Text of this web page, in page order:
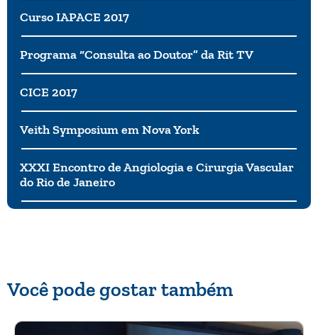
Curso IAPACE 2017
Programa “Consulta ao Doutor” da Rit TV
CICE 2017
Veith Symposium em Nova York
XXXI Encontro de Angiologia e Cirurgia Vascular
do Rio de Janeiro
Você pode gostar também